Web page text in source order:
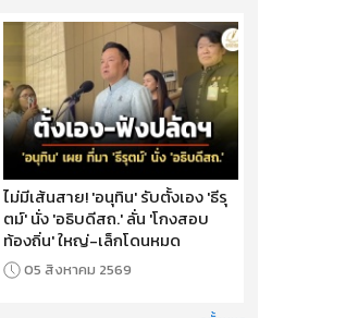
ไม่มีเส้นสาย! 'อนุทิน' รับตั้งเอง 'ธีรุ
ตม์' นั่ง 'อธิบดีสถ.' ลั่น 'โกงสอบ
ท้องถิ่น' ใหญ่-เล็กโดนหมด
05 สิงหาคม 2569